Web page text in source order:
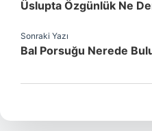
Üslupta Özgünlük Ne
Sonraki Yazı
Bal Porsuğu Nerede